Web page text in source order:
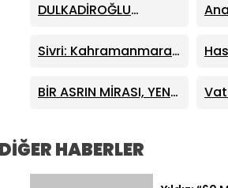
DULKADİROĞLU
AYI MECLİS TOPLANTISI
GERÇEKLEŞTİRİLDİ
Sivri: Kahramanmaraş
Zamanı Geldi
BİR ASRIN MİRASI, YENİ
HABERLER